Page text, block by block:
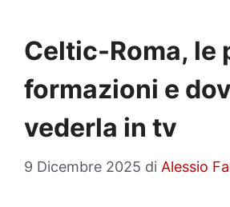
Celtic-Roma, le
formazioni e
vederla in tv
9 Dicembre 2025 di Alessio